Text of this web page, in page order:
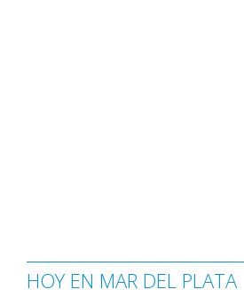
HOY EN MAR DEL PLATA